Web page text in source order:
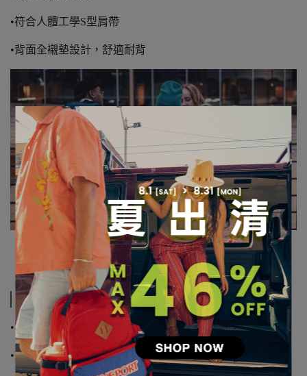
•符合人體工學S型肩帶
•背面全襯墊設計，舒適耐背
規格說明
•容量 : 34公升
•重量 : 600克